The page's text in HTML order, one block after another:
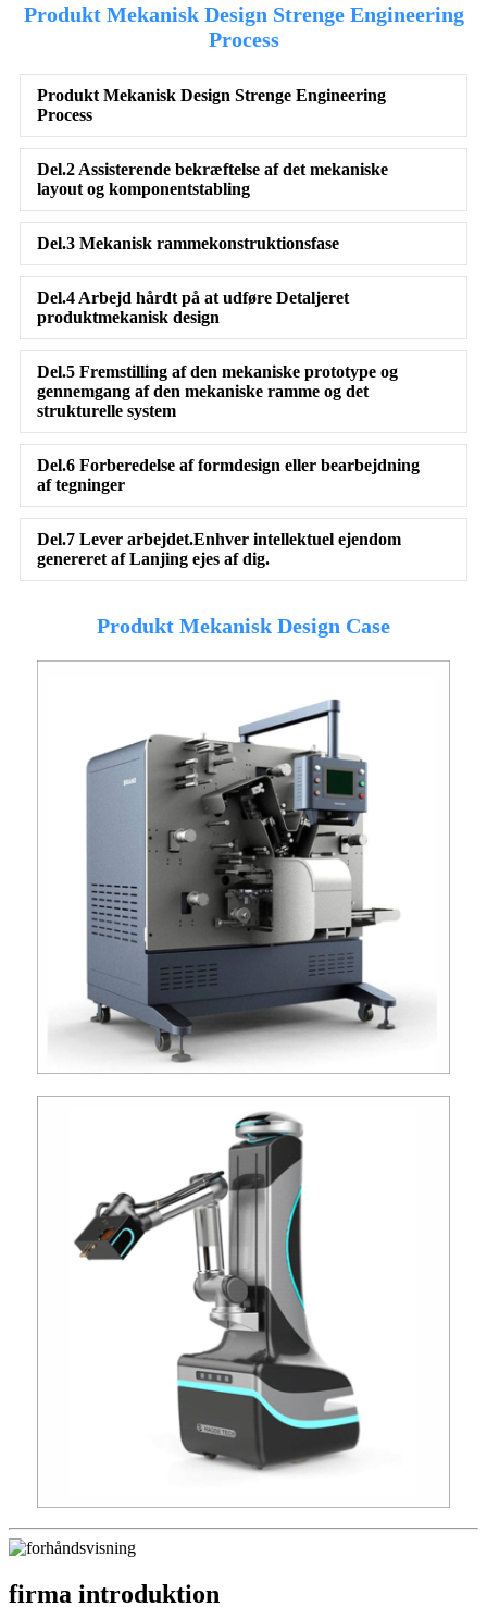
Produkt Mekanisk Design Strenge Engineering
Process
Produkt Mekanisk Design Strenge Engineering
Process
Del.2 Assisterende bekræftelse af det mekaniske
layout og komponentstabling
Del.3 Mekanisk rammekonstruktionsfase
Del.4 Arbejd hårdt på at udføre Detaljeret
produktmekanisk design
Del.5 Fremstilling af den mekaniske prototype og
gennemgang af den mekaniske ramme og det
strukturelle system
Del.6 Forberedelse af formdesign eller bearbejdning
af tegninger
Del.7 Lever arbejdet.Enhver intellektuel ejendom
genereret af Lanjing ejes af dig.
Produkt Mekanisk Design Case
firma introduktion